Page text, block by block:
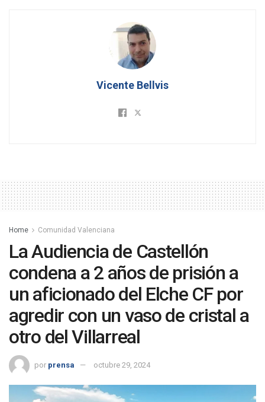
Vicente Bellvis
Home Comunidad Valenciana
La Audiencia de Castellón
condena a 2 años de prisión a
un aficionado del Elche CF por
agredir con un vaso de cristal a
otro del Villarreal
por prensa octubre 29, 2024